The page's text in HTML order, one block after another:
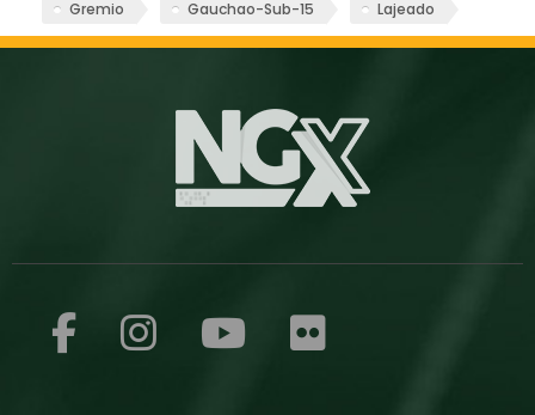
Gremio Gauchao-Sub-15 Lajeado